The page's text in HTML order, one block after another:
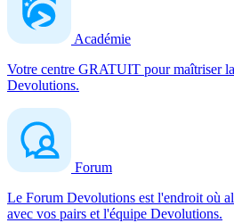
Académie
Votre centre GRATUIT pour maîtriser
Devolutions.
Forum
Le Forum Devolutions est l'endroit où
avec vos pairs et l'équipe Devolutions.